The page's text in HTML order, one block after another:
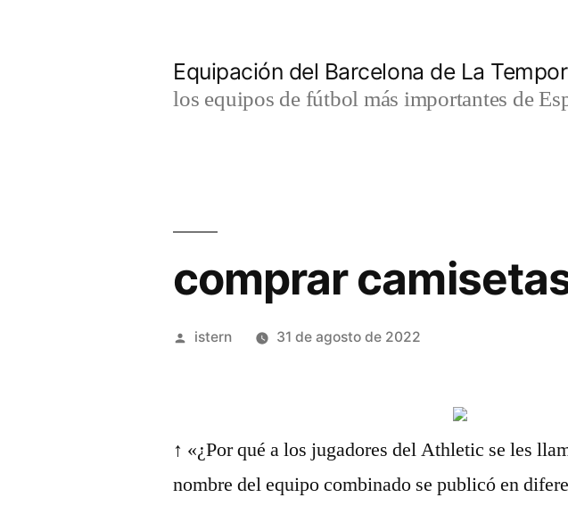
Equipación del Barcelona de La
los equipos de fútbol más importantes de
comprar
Publicado
istern 31 de agosto de 2022
↑ «¿Por qué a los jugadores del Athletic se les
nombre del equipo combinado se publicó en